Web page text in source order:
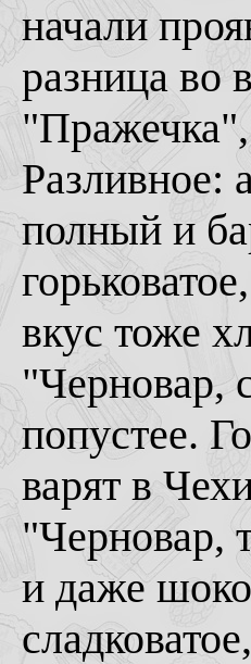
начали
разница во
Разливное:
полный и
вкус тоже
"Черновар,
попустее.
варят в
"Черновар,
и даже